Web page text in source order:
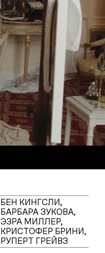
БЕН КИНГСЛИ,
БАРБАРА ЗУКОВА,
ЭЗРА МИЛЛЕР,
КРИСТОФЕР БРИНИ,
РУПЕРТ ГРЕЙВЗ